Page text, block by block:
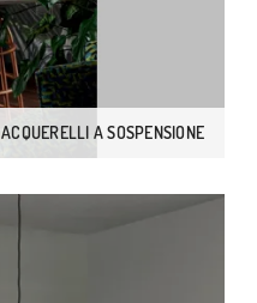
ACQUERELLI A SOSPENSIONE